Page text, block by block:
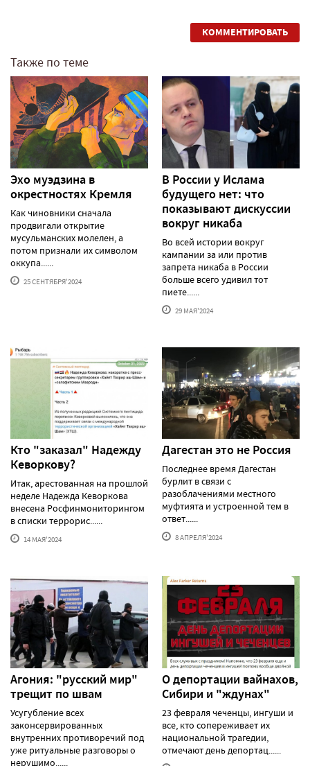
КОММЕНТИРОВАТЬ
Также по теме
Эхо муэдзина в
окрестностях Кремля
Как чиновники сначала
продвигали открытие
мусульманских молелен, а
потом признали их символом
оккупа......
25 СЕНТЯБРЯ'2024
В России у Ислама
будущего нет: что
показывают дискуссии
вокруг никаба
Во всей истории вокруг
кампании за или против
запрета никаба в России
больше всего удивил тот
пиете......
29 МАЯ'2024
Кто "заказал" Надежду
Кеворкову?
Итак, арестованная на прошлой
неделе Надежда Кеворкова
внесена Росфинмониторингом
в списки террорис......
14 МАЯ'2024
Дагестан это не Россия
Последнее время Дагестан
бурлит в связи с
разоблачениями местного
муфтията и устроенной тем в
ответ......
8 АПРЕЛЯ'2024
Агония: "русский мир"
трещит по швам
Усугубление всех
законсервированных
внутренних противоречий под
уже ритуальные разговоры о
нерушимо......
О депортации вайнахов,
Сибири и "ждунах"
23 февраля чеченцы, ингуши и
все, кто сопереживает их
национальной трагедии,
отмечают день депортац......